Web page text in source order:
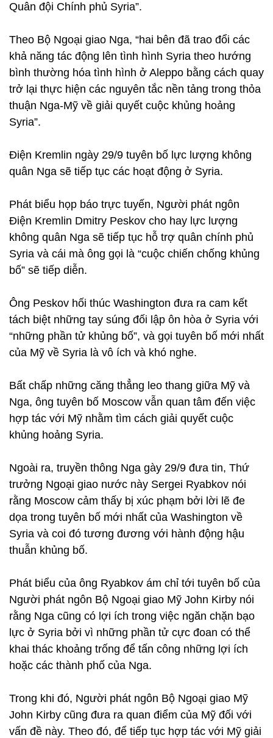
Quân đội Chính phủ Syria”.
Theo Bộ Ngoại giao Nga, “hai bên đã trao đổi các
khả năng tác động lên tình hình Syria theo hướng
bình thường hóa tình hình ở Aleppo bằng cách quay
trở lại thực hiện các nguyên tắc nền tảng trong thỏa
thuận Nga-Mỹ về giải quyết cuộc khủng hoảng
Syria”.
Điện Kremlin ngày 29/9 tuyên bố lực lượng không
quân Nga sẽ tiếp tục các hoạt động ở Syria.
Phát biểu họp báo trực tuyến, Người phát ngôn
Điện Kremlin Dmitry Peskov cho hay lực lượng
không quân Nga sẽ tiếp tục hỗ trợ quân chính phủ
Syria và cái mà ông gọi là “cuộc chiến chống khủng
bố” sẽ tiếp diễn.
Ông Peskov hối thúc Washington đưa ra cam kết
tách biệt những tay súng đối lập ôn hòa ở Syria với
“những phần tử khủng bố”, và gọi tuyên bố mới nhất
của Mỹ về Syria là vô ích và khó nghe.
Bất chấp những căng thẳng leo thang giữa Mỹ và
Nga, ông tuyên bố Moscow vẫn quan tâm đến việc
hợp tác với Mỹ nhằm tìm cách giải quyết cuộc
khủng hoảng Syria.
Ngoài ra, truyền thông Nga gày 29/9 đưa tin, Thứ
trưởng Ngoại giao nước này Sergei Ryabkov nói
rằng Moscow cảm thấy bị xúc phạm bởi lời lẽ đe
dọa trong tuyên bố mới nhất của Washington về
Syria và coi đó tương đương với hành động hậu
thuẫn khủng bố.
Phát biểu của ông Ryabkov ám chỉ tới tuyên bố của
Người phát ngôn Bộ Ngoại giao Mỹ John Kirby nói
rằng Nga cũng có lợi ích trong việc ngăn chặn bạo
lực ở Syria bởi vì những phần tử cực đoan có thể
khai thác khoảng trống để tấn công những lợi ích
hoặc các thành phố của Nga.
Trong khi đó, Người phát ngôn Bộ Ngoại giao Mỹ
John Kirby cũng đưa ra quan điểm của Mỹ đối với
vấn đề này. Theo đó, để tiếp tục hợp tác với Mỹ giải